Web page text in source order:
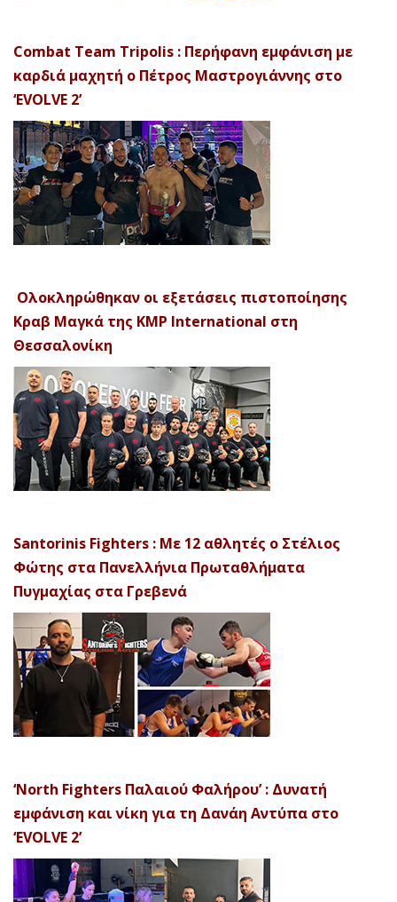
Combat Team Tripolis : Περήφανη εμφάνιση με
καρδιά μαχητή ο Πέτρος Μαστρογιάννης στο
‘EVOLVE 2’
Ολοκληρώθηκαν οι εξετάσεις πιστοποίησης
Κραβ Μαγκά της KMP International στη
Θεσσαλονίκη
Santorinis Fighters : Με 12 αθλητές ο Στέλιος
Φώτης στα Πανελλήνια Πρωταθλήματα
Πυγμαχίας στα Γρεβενά
‘North Fighters Παλαιού Φαλήρου’ : Δυνατή
εμφάνιση και νίκη για τη Δανάη Αντύπα στο
‘EVOLVE 2’